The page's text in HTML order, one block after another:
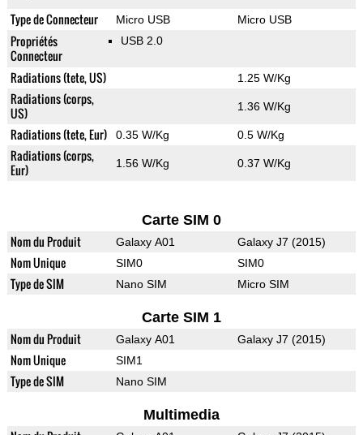
Type de Connecteur Micro USB Micro USB
Propriétés
Connecteur
USB 2.0
Radiations (tete, US) 1.25 W/Kg
Radiations (corps,
US)
1.36 W/Kg
Radiations (tete, Eur) 0.35 W/Kg 0.5 W/Kg
Radiations (corps,
Eur)
1.56 W/Kg 0.37 W/Kg
Carte SIM 0
Nom du Produit Galaxy A01 Galaxy J7 (2015)
Nom Unique SIM0 SIM0
Type de SIM Nano SIM Micro SIM
Carte SIM 1
Nom du Produit Galaxy A01 Galaxy J7 (2015)
Nom Unique SIM1
Type de SIM Nano SIM
Multimedia